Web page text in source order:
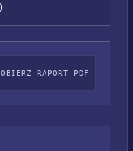
RAPORT PDF